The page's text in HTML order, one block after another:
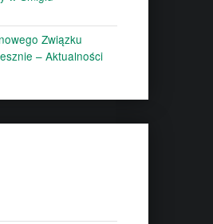
Związku
– Aktualności